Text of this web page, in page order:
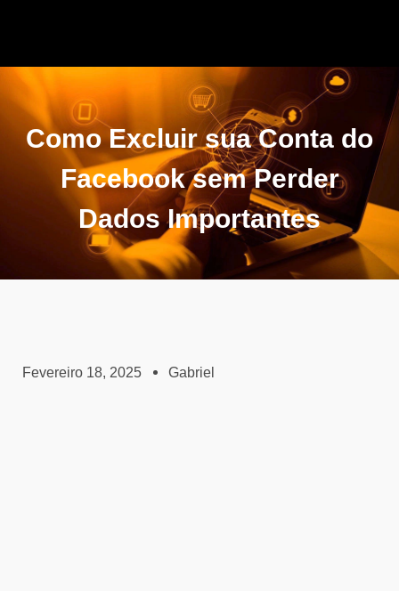
Como Excluir sua Conta do
Facebook sem Perder
Dados Importantes
Fevereiro 18, 2025 Gabriel